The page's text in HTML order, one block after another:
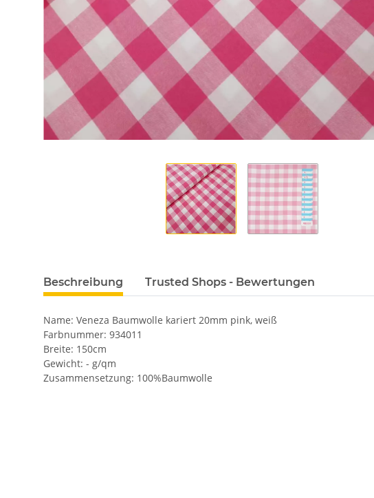
Beschreibung Trusted Shops - Bewertungen
Name: Veneza Baumwolle kariert 20mm pink, weiß
Farbnummer: 934011
Breite: 150cm
Gewicht: - g/qm
Zusammensetzung: 100%Baumwolle